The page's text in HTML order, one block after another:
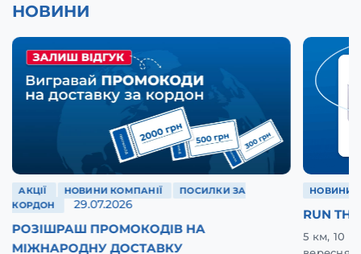
НОВИНИ
АКЦІЇ НОВИНИ КОМПАНІЇ
ПОСИЛКИ ЗА
КОРДОН
29.07.2026
РОЗІШРАШ ПРОМОКОДІВ НА
МІЖНАРОДНУ ДОСТАВКУ
НОВИНИ
RUN
5 км, 10